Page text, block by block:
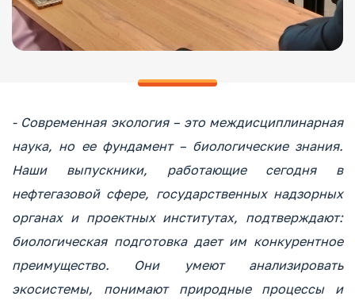
- Современная экология – это междисциплинарная
наука, но ее фундамент – биологические знания.
Наши выпускники, работающие сегодня в
нефтегазовой сфере, государственных надзорных
органах и проектных институтах, подтверждают:
биологическая подготовка дает им конкурентное
преимущество. Они умеют анализировать
экосистемы, понимают природные процессы и